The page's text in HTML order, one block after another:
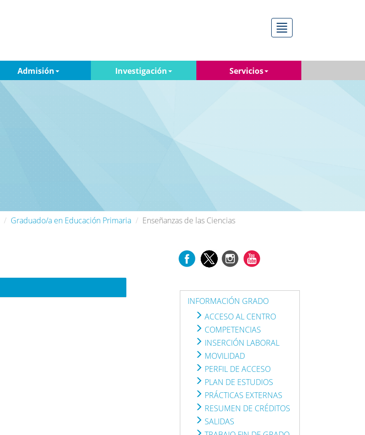
Menú
Admisión Investigación Servicios
Graduado/a en Educación Primaria Enseñanzas de las Ciencias
INFORMACIÓN GRADO
ACCESO AL CENTRO
COMPETENCIAS
INSERCIÓN LABORAL
MOVILIDAD
PERFIL DE ACCESO
PLAN DE ESTUDIOS
PRÁCTICAS EXTERNAS
RESUMEN DE CRÉDITOS
SALIDAS